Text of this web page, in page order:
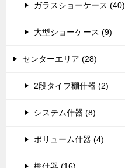
ガラスショーケース (40)
大型ショーケース (9)
センターエリア (28)
2段タイプ棚什器 (2)
システム什器 (8)
ボリューム什器 (4)